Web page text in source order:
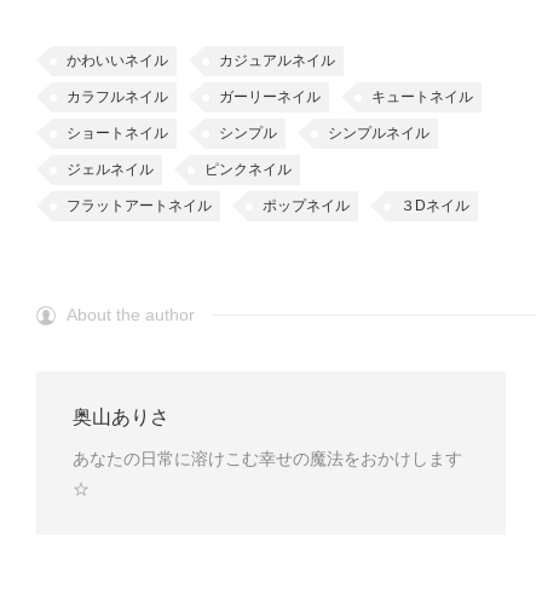
かわいいネイル カジュアルネイル
カラフルネイル ガーリーネイル キュートネイル
ショートネイル シンプル シンプルネイル
ジェルネイル ピンクネイル
フラットアートネイル ポップネイル ３Dネイル
About the author
奥山ありさ
あなたの日常に溶けこむ幸せの魔法をおかけします
☆